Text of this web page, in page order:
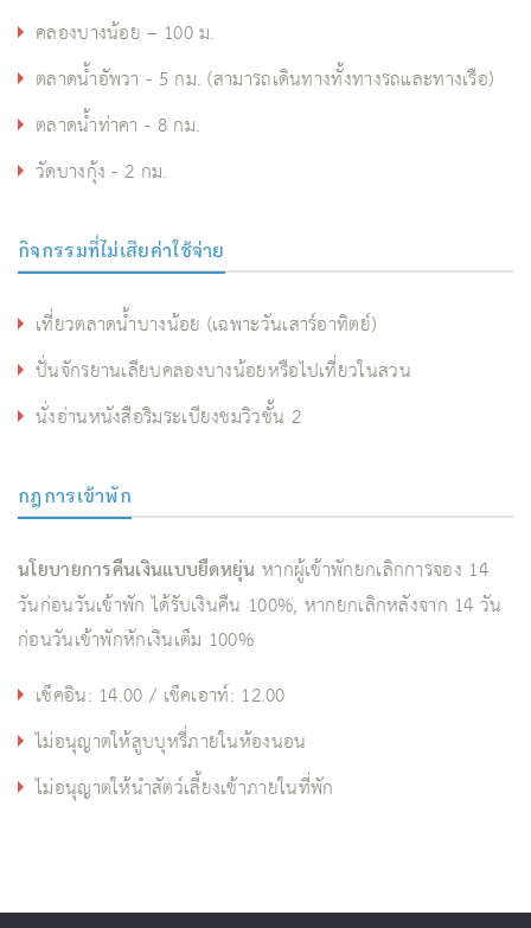
คลองบางน้อย – 100 ม.
ตลาดน้ำอัพวา - 5 กม. (สามารถเดินทางทั้งทางรถและทางเรือ)
ตลาดน้ำท่าคา - 8 กม.
วัดบางกุ้ง - 2 กม.
กิจกรรมที่ไม่เสียค่าใช้จ่าย
เที่ยวตลาดน้ำบางน้อย (เฉพาะวันเสาร์อาทิตย์)
ปั่นจักรยานเลียบคลองบางน้อยหรือไปเที่ยวในสวน
นั่งอ่านหนังสือริมระเบียงชมวิวชั้น 2
กฎการเข้าพัก
นโยบายการคืนเงินแบบยืดหยุ่น หากผู้เข้าพักยกเลิกการจอง 14
วันก่อนวันเข้าพัก ได้รับเงินคืน 100%, หากยกเลิกหลังจาก 14 วัน
ก่อนวันเข้าพักหักเงินเต็ม 100%
เช็คอิน: 14.00 / เช็คเอาท์: 12.00
ไม่อนุญาตให้สูบบุหรี่ภายในห้องนอน
ไม่อนุญาตให้นำสัตว์เลี้ยงเข้าภายในที่พัก